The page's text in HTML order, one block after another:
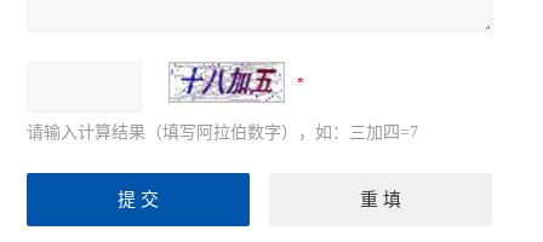
请输入计算结果（填写阿拉伯数字），如：三加四=7